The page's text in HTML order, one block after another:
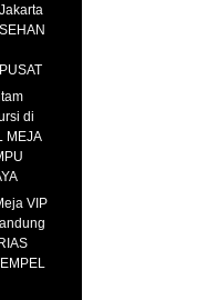
di
MEJA
VIP